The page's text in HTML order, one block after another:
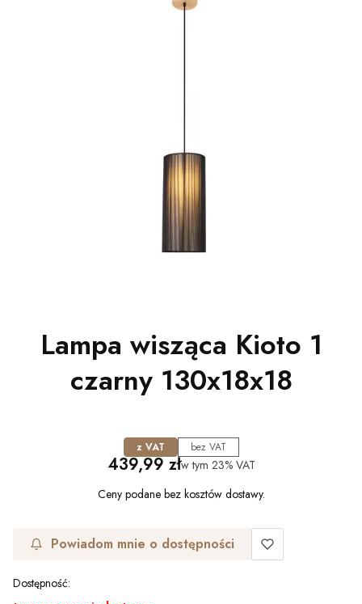
Lampa wisząca Kioto 1
czarny 130x18x18
z VAT bez VAT
Cena
439,99 złw tym 23% VAT
Ceny podane bez kosztów dostawy.
Powiadom mnie o dostępności
Dostępność: